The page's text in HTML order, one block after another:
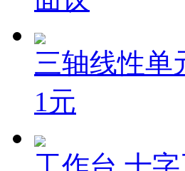
面议
三轴线性单
1元